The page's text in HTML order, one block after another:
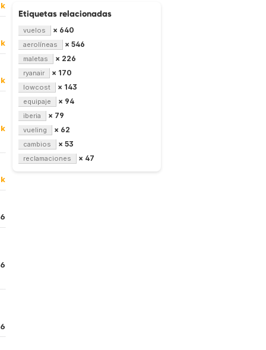
Etiquetas relacionadas
vuelos × 640
aerolíneas × 546
maletas × 226
ryanair × 170
lowcost × 143
equipaje × 94
iberia × 79
vueling × 62
cambios × 53
reclamaciones × 47